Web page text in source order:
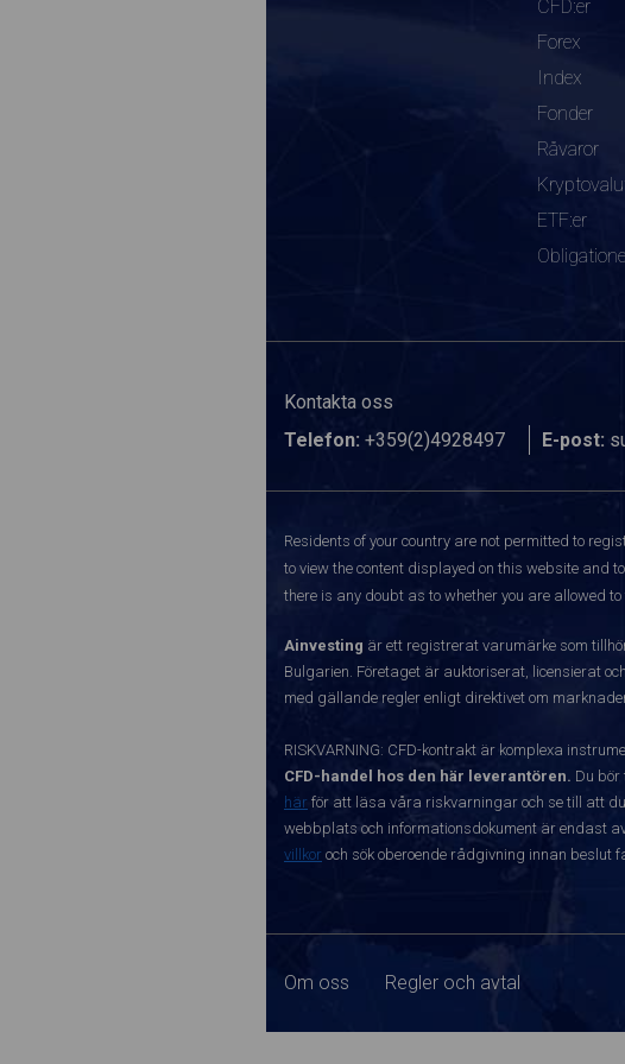
CFD:er
Forex
Index
Fonder
Råvaror
ETF:er
Kontakta oss
Telefon: +359(2)4928497 E-post:
Residents of your country are not permitted to
to view the content displayed on this website and
there is any doubt as to whether you are allowed
Ainvesting är ett registrerat varumärke som
Bulgarien. Företaget är auktoriserat, licensierat
med gällande regler enligt direktivet om
RISKVARNING: CFD-kontrakt är komplexa
CFD-handel hos den här leverantören. Du
här för att läsa våra riskvarningar och se till att
webbplats och informationsdokument är endast
villkor och sök oberoende rådgivning innan
Om oss Regler och avtal